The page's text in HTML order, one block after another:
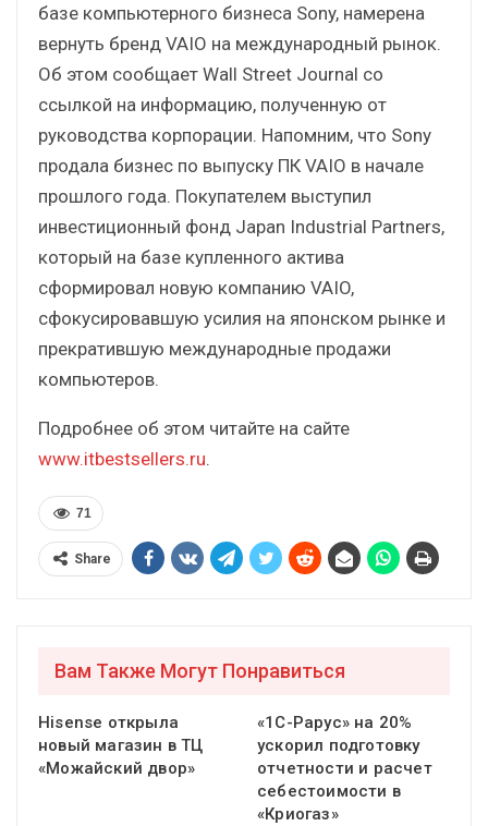
базе компьютерного бизнеса Sony, намерена
вернуть бренд VAIO на международный рынок.
Об этом сообщает Wall Street Journal со
ссылкой на информацию, полученную от
руководства корпорации. Напомним, что Sony
продала бизнес по выпуску ПК VAIO в начале
прошлого года. Покупателем выступил
инвестиционный фонд Japan Industrial Partners,
который на базе купленного актива
сформировал новую компанию VAIO,
сфокусировавшую усилия на японском рынке и
прекратившую международные продажи
компьютеров.
Подробнее об этом читайте на сайте
www.itbestsellers.ru.
71
Share
Вам Также Могут Понравиться
Hisense открыла
новый магазин в ТЦ
«Можайский двор»
«1С-Рарус» на 20%
ускорил подготовку
отчетности и расчет
себестоимости в
«Криогаз»